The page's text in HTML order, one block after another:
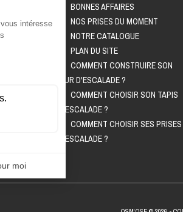
BONNES AFFAIRES
NOS PRISES DU MOMENT
NOTRE CATALOGUE
PLAN DU SITE
COMMENT CONSTRUIRE SON
MUR D'ESCALADE ?
COMMENT CHOISIR SON TAPIS
D'ESCALADE ?
COMMENT CHOISIR SES PRISES
D'ESCALADE ?